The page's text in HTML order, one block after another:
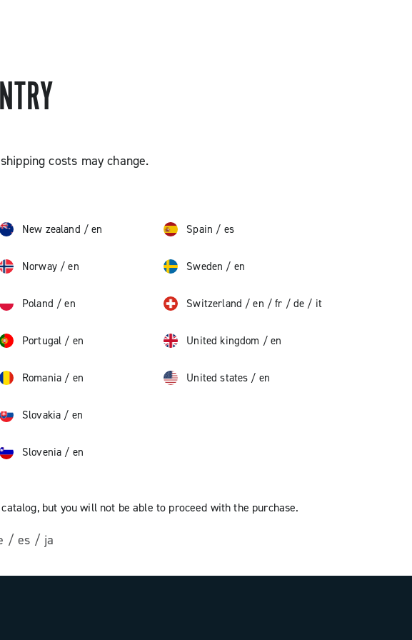
costs may change.
New zealand /en
Norway/en
Poland /en
Portugal / en
Romania / en
Slovakia / en
Slovenia / en
Spain / es
Sweden / en
Switzerland /en /fr / de / it
United kingdom / en
United states / en
but you will not be able to proceed with the purchase.
/es / ja